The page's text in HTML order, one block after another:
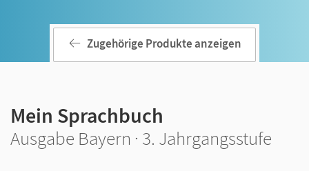
Zugehörige Produkte anzeigen
Mein Sprachbuch
Ausgabe Bayern · 3. Jahrgangsstufe